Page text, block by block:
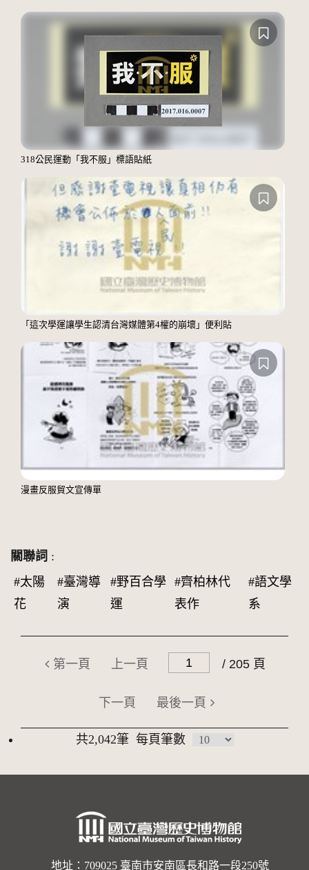
318公民運動「我不服」標語貼紙
「這次學運讓學生認清台灣媒體第4權的崩壞」便利貼
漫畫反服貿文宣傳單
關聯詞 :
#太陽
花
#臺灣導
演
#野百合學
運
#齊柏林代
表作
#語文學
系
第一頁 上一頁 / 205 頁
下一頁 最後一頁
共2,042筆 每頁筆數
地址：709025 臺南市安南區長和路一段250號